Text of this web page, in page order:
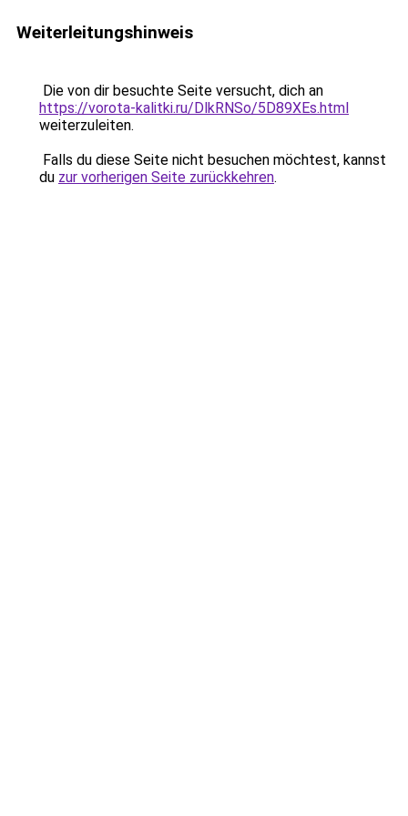
Weiterleitungshinweis
Die von dir besuchte Seite versucht, dich an
https://vorota-kalitki.ru/DlkRNSo/5D89XEs.html
weiterzuleiten.
Falls du diese Seite nicht besuchen möchtest, kannst
du zur vorherigen Seite zurückkehren.